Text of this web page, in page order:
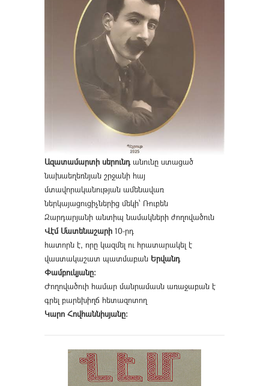
Ազատամարտի սերունդանունը ստացած
նախաեղեռնյան շրջանի հայ
մտավորականության ամենավառ
ներկայացուցիչներից մեկի՝ Ռուբեն
Զարդարյանի անտիպ նամակների ժողովածուն
Վէմ Մատենաշարի 10-րդ
հատորն է, որը կազմել ու հրատարակել է
վաստակաշատ պատմաբան Երվանդ
Փամբուկյանը։
Ժողովածուի համար մանրամասն առաջաբան է
գրել բարեխիղճ հետազոտող
Կարո Հովհաննիսյանը։